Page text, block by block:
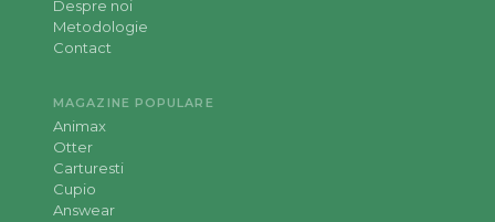
Despre noi
Metodologie
Contact
MAGAZINE POPULARE
Animax
Otter
Carturesti
Cupio
Answear